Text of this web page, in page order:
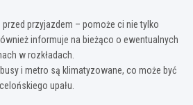
przed przyjazdem – pomoże ci nie tylko
informuje na bieżąco o ewentualnych
w rozkładach.
i metro są klimatyzowane, co może być
upału.